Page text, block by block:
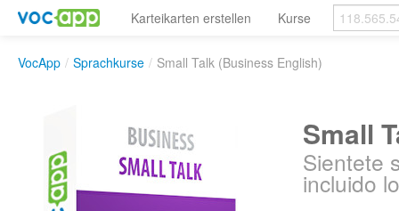
Karteikarten erstellen Kurse
VocApp / Sprachkurse / Small Talk (Business English)
Small
Sientete
incluido